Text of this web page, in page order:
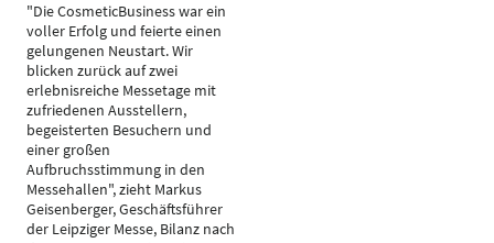
"Die CosmeticBusiness war ein
voller Erfolg und feierte einen
gelungenen Neustart. Wir
blicken zurück auf zwei
erlebnisreiche Messetage mit
zufriedenen Ausstellern,
begeisterten Besuchern und
einer großen
Aufbruchsstimmung in den
Messehallen", zieht Markus
Geisenberger, Geschäftsführer
der Leipziger Messe, Bilanz nach